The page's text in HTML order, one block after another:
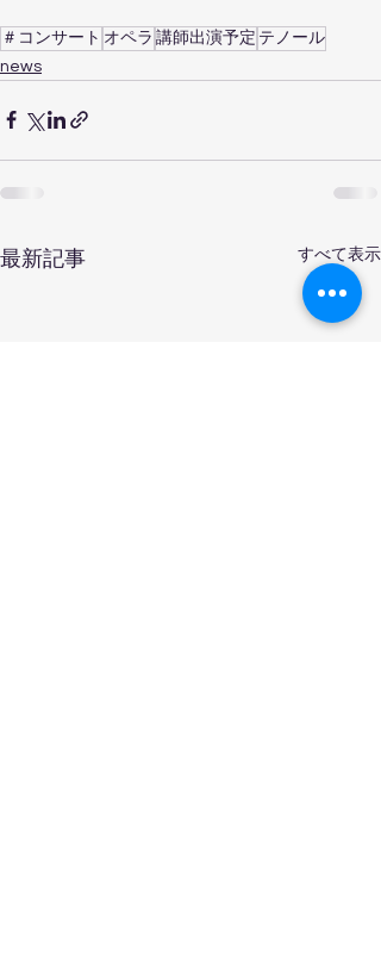
＃コンサート オペラ 講師出演予定 テノール
news
最新記事 すべて表示